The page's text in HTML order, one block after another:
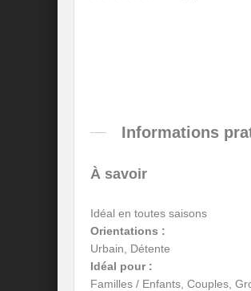
Informations
À savoir
Idéal en toutes saisons
Orientations :
Urbain, Détente
Idéal pour :
Familles / Enfants, Couples,